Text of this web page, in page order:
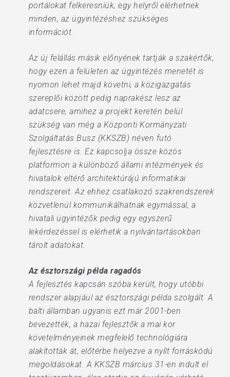
portálokat felkeresniük, egy helyről elérhetnek
minden, az ügyintézéshez szükséges
információt.
Az új felállás másik előnyének tartják a szakértők,
hogy ezen a felületen az ügyintézés menetét is
nyomon lehet majd követni, a közigazgatás
szereplői között pedig naprakész lesz az
adatcsere, amihez a projekt keretén belül
szükség van még a Központi Kormányzati
Szolgáltatás Busz (KKSZB) néven futó
fejlesztésre is. Ez kapcsolja össze közös
platformon a különböző állami intézmények és
hivatalok eltérő architektúrájú informatikai
rendszereit. Az ehhez csatlakozó szakrendszerek
közvetlenül kommunikálhatnak egymással, a
hivatali ügyintézők pedig egy egyszerű
lekérdezéssel is elérhetik a nyilvántartásokban
tárolt adatokat.
Az észtországi példa ragadós
A fejlesztés kapcsán szóba került, hogy utóbbi
rendszer alapjául az észtországi példa szolgált. A
balti államban ugyanis ezt már 2001-ben
bevezették, a hazai fejlesztők a mai kor
követelményeinek megfelelő technológiára
alakították át, előtérbe helyezve a nyílt forráskódú
megoldásokat. A KKSZB március 31-en indult el